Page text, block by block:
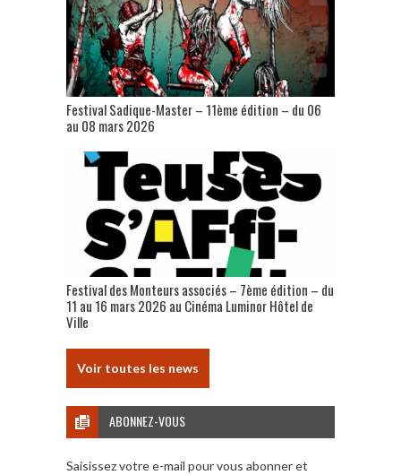
Festival Sadique-Master – 11ème édition – du 06
au 08 mars 2026
Festival des Monteurs associés – 7ème édition – du
11 au 16 mars 2026 au Cinéma Luminor Hôtel de
Ville
Voir toutes les news
ABONNEZ-VOUS
Saisissez votre e-mail pour vous abonner et